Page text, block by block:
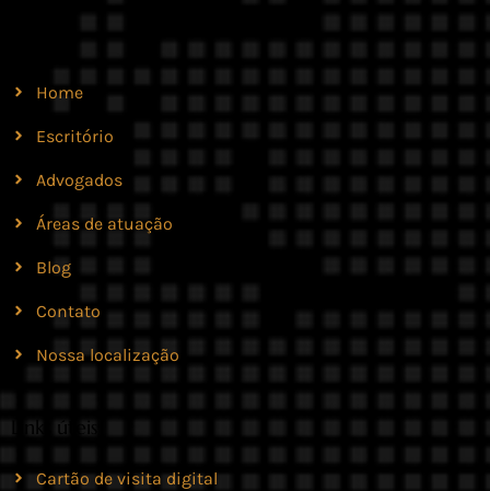
Home
Escritório
Advogados
Áreas de atuação
Blog
Contato
Nossa localização
Links úteis
Cartão de visita digital